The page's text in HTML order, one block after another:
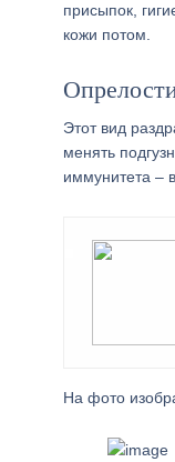
присыпок,
кожи потом.
Этот вид
менять
иммунитета –
На фото